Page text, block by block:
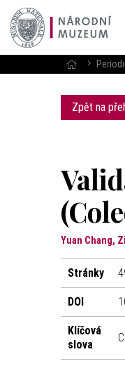
Zpět na
Yuan Chang,
Stránky
DOI
Klíčová
slova